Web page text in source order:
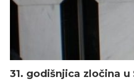
31. godišnjica zločina